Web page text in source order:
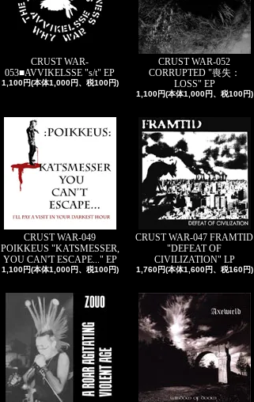
CRUST WAR-
053■AVVIKELSSE "s/t" EP
1,100円(本体1,000円、税100円)
CRUST WAR-052
CORRUPTED "喪失：
LOSS" EP
1,100円(本体1,000円、税100円)
CRUST WAR-049
POIKKEUS "KATSMESSER,
YOU CAN'T ESCAPE..." EP
1,100円(本体1,000円、税100円)
CRUST WAR-047 FRAMTID
"DEFEAT OF
CIVILIZATION" LP
1,760円(本体1,600円、税160円)